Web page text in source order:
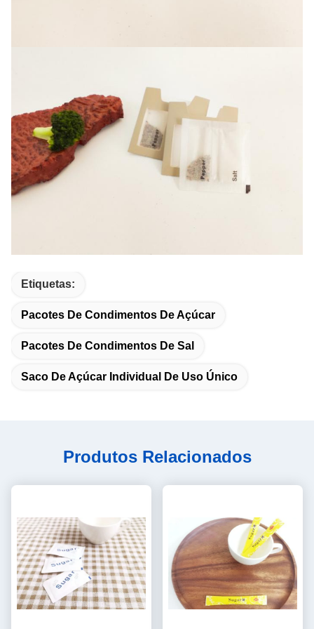
Etiquetas:
Pacotes De Condimentos De Açúcar
Pacotes De Condimentos De Sal
Saco De Açúcar Individual De Uso Único
Produtos Relacionados